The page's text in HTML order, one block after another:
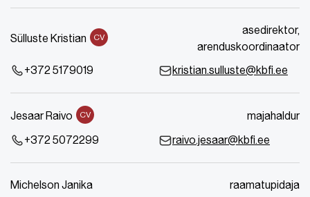
Sülluste Kristian CV
asedirektor,
arenduskoordinaator
+372 5179019
kristian.sulluste@kbfi.ee
Jesaar Raivo CV
majahaldur
+372 5072299
raivo.jesaar@kbfi.ee
Michelson Janika
raamatupidaja